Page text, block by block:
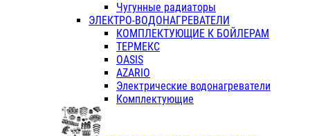
Чугунные радиаторы
ЭЛЕКТРО-ВОДОНАГРЕВАТЕЛИ
КОМПЛЕКТУЮЩИЕ К БОЙЛЕРАМ
ТЕРМЕКС
OASIS
AZARIO
Электрические водонагреватели
Комплектующие